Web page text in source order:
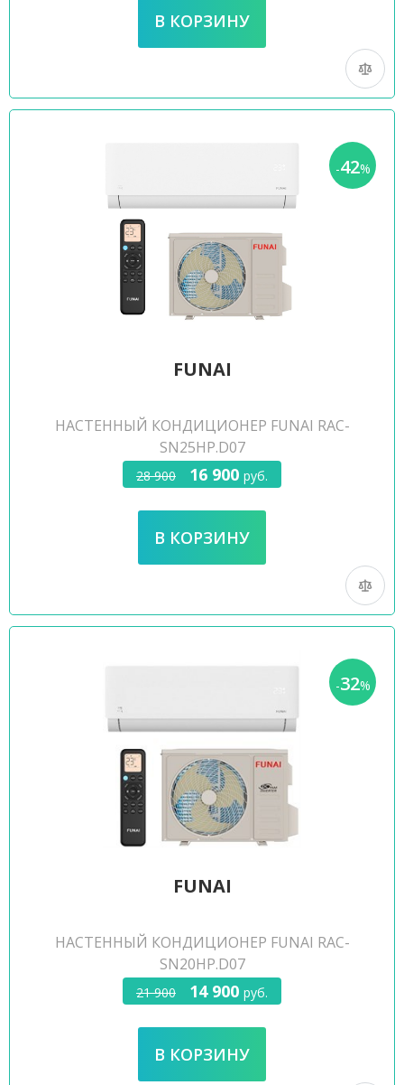
-42%
FUNAI
НАСТЕННЫЙ КОНДИЦИОНЕР FUNAI RAC-
SN25HP.D07
28 900 16 900 руб.
-32%
FUNAI
НАСТЕННЫЙ КОНДИЦИОНЕР FUNAI RAC-
SN20HP.D07
21 900 14 900 руб.